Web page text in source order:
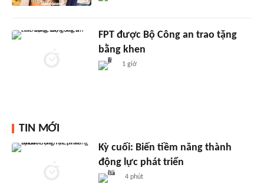
FPT được Bộ Công an trao tặng
bằng khen
1 giờ
TIN MỚI
Kỳ cuối: Biến tiềm năng thành
động lực phát triển
4 phút